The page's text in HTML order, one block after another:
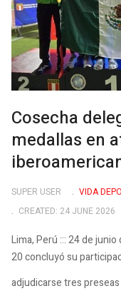
Cosecha
medallas en
SUPER USER
VIDA
CREATED: 24 JUNE 2026
Lima, Perú ::: 24 de
20 concluyó su
adjudicarse tres